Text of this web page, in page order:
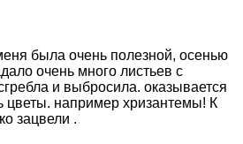
была очень полезной, осенью
очень много листьев с
и выбросила. оказывается
цветы. например хризантемы! К
зацвели .